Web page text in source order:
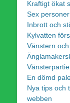
Kraftigt ökat
Sex
Inbrott och
Kylvatten
Vänstern
En dömd
Nya tips och
webben